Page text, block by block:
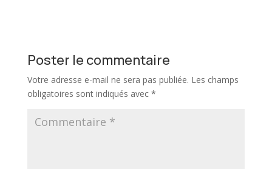
Poster le commentaire
Votre adresse e-mail ne sera pas publiée. Les champs
obligatoires sont indiqués avec *